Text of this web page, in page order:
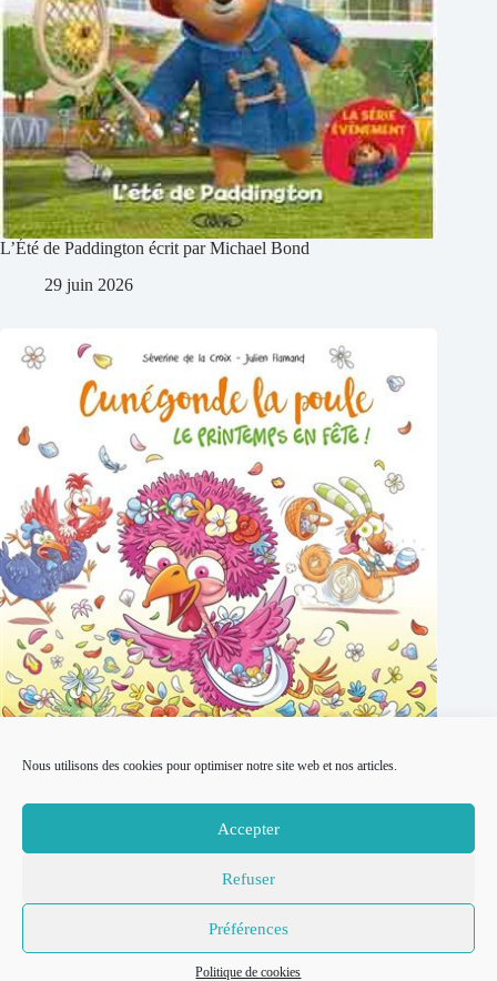
Nous utilisons des cookies pour optimiser notre site web et nos articles.
Accepter
Refuser
Préférences
Politique de cookies
L’Été de Paddington écrit par Michael Bond
29 juin 2026
Cunégonde la poule : Le printemps en fête ! par Séverine De
© 2007-2026
Réalisation
Politique de cookies